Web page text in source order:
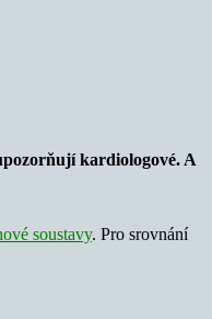
kardiologové. A
soustavy. Pro srovnání